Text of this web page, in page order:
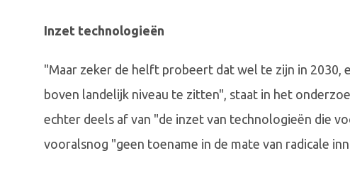
Inzet technologieën
"Maar zeker de helft probeert dat wel te zijn in 2030,
boven landelijk niveau te zitten", staat in het
echter deels af van "de inzet van technologieën die
vooralsnog "geen toename in de mate van radicale